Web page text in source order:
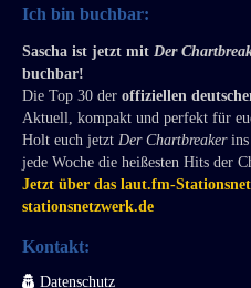
Ich bin buchbar:
Sascha ist jetzt mit Der
buchbar!
Die Top 30 der offiziellen
Aktuell, kompakt und perfekt für
Holt euch jetzt Der Chartbreakerins
jede Woche die heißesten Hits der
Jetzt über das laut.fm-
stationsnetzwerk.de
Kontakt:
Datenschutz